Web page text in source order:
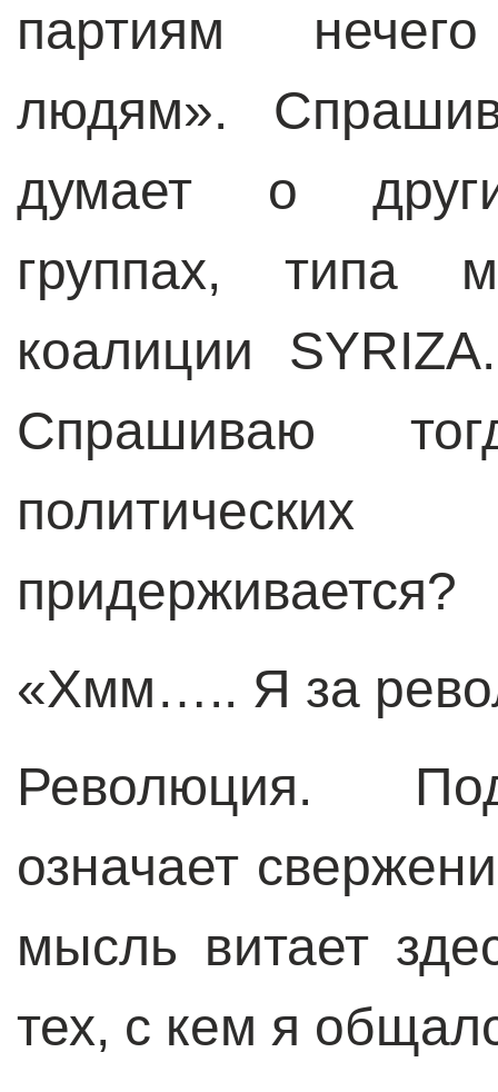
партиям
людям».
думает о
группах, типа
коалиции
Спрашиваю
придерживается?
«Хмм….. Я за
Революция.
означает
мысль витает
тех, с кем я